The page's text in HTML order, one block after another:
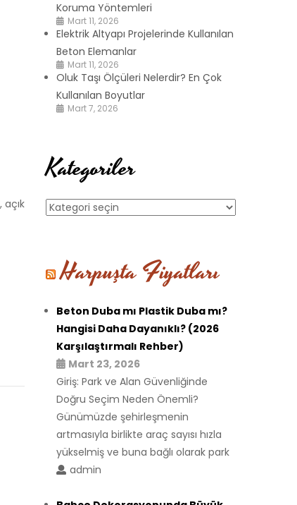
Koruma Yöntemleri
Mart 11, 2026
Elektrik Altyapı Projelerinde Kullanılan
Beton Elemanlar
Mart 11, 2026
Oluk Taşı Ölçüleri Nelerdir? En Çok
Kullanılan Boyutlar
Mart 7, 2026
Kategoriler
Kategoriler
Harpuşta Fiyatları
Beton Duba mı Plastik Duba mı?
Hangisi Daha Dayanıklı? (2026
Karşılaştırmalı Rehber)
Mart 23, 2026
Giriş: Park ve Alan Güvenliğinde
Doğru Seçim Neden Önemli?
Günümüzde şehirleşmenin
artmasıyla birlikte araç sayısı hızla
yükselmiş ve buna bağlı olarak park
admin